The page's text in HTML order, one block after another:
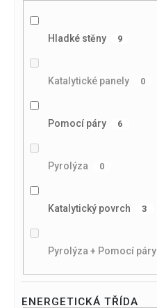
Hladké stěny 9
Katalytické panely 0
Pomocí páry 6
Pyrolýza 0
Katalytický povrch 3
Pyrolýza + Pomocí páry
ENERGETICKÁ TŘÍDA